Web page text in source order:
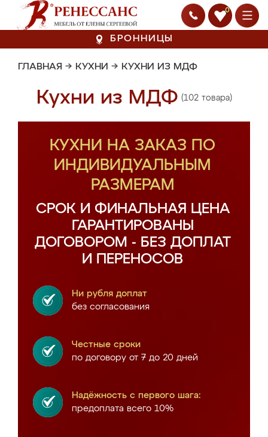
0
БРОННИЦЫ
ГЛАВНАЯ → КУХНИ → КУХНИ ИЗ МДФ
Кухни из МДФ (102 товара)
КУХНИ НА ЗАКАЗ ПО
ИНДИВИДУАЛЬНЫМ
РАЗМЕРАМ
СРОК И ФИНАЛЬНАЯ ЦЕНА
ГАРАНТИРОВАНЫ
ДОГОВОРОМ - БЕЗ ДОПЛАТ
И ПЕРЕНОСОВ
Ни рубля доплат
без согласования
Честные сроки
по договору от 7 до 20 дней
Надёжность с первого шага:
предоплата всего 10%